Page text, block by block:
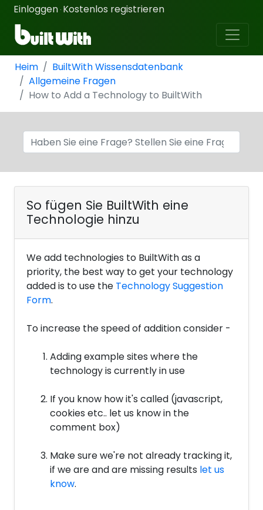
Einloggen · Kostenlos registrieren
Heim
BuiltWith Wissensdatenbank
Allgemeine Fragen
How to Add a Technology to BuiltWith
So fügen Sie BuiltWith eine
Technologie hinzu
We add technologies to BuiltWith as a
priority, the best way to get your technology
added is to use the Technology Suggestion
Form.
To increase the speed of addition consider -
Adding example sites where the
technology is currently in use
If you know how it's called (javascript,
cookies etc.. let us know in the
comment box)
Make sure we're not already tracking it,
if we are and are missing results let us
know.